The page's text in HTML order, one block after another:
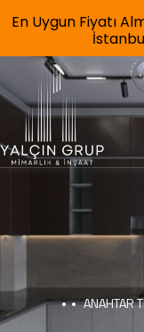
ANAHTAR
En Uygun Fiyatı